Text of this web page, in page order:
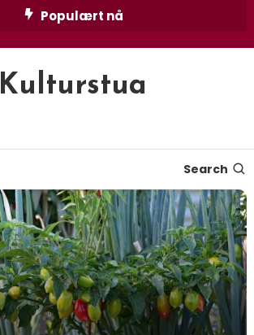
Populært nå
Kulturstua
Search